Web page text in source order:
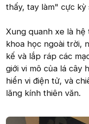
thấy, tay làm" cực kỳ
Xung quanh xe là
khoa học ngoài trời,
kế và lắp ráp các
giới vi mô của lá cây
hiển vi điện tử, và
lăng kính thiên văn.